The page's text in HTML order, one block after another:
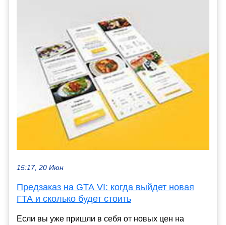
15:17, 20 Июн
Предзаказ на GTA VI: когда выйдет новая
ГТА и сколько будет стоить
Если вы уже пришли в себя от новых цен на